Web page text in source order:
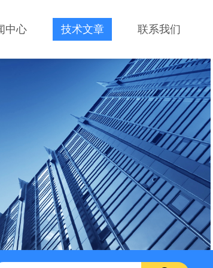
中心 技术文章 联系我们